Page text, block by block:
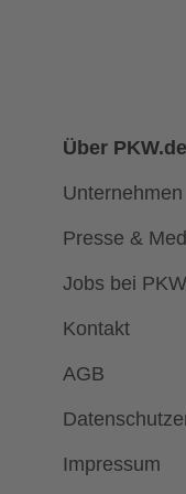
Über PKW.de
Unternehmen
Presse &
Jobs bei
Kontakt
AGB
Impressum